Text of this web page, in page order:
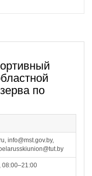
по
info@mst.gov.by,
08:00–21:00